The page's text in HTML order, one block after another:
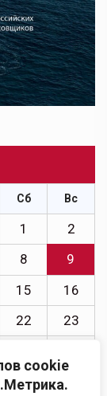
cookie
Сб Вс
1
2
8
9
15
16
22
23